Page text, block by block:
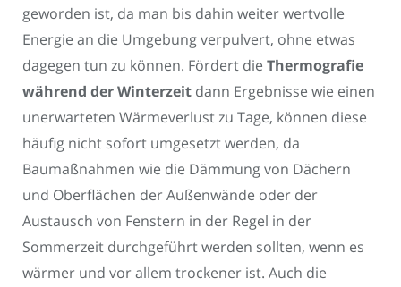
geworden ist, da man bis dahin weiter wertvolle
Energie an die Umgebung verpulvert, ohne etwas
dagegen tun zu können. Fördert die Thermografie
während der Winterzeit dann Ergebnisse wie einen
unerwarteten Wärmeverlust zu Tage, können diese
häufig nicht sofort umgesetzt werden, da
Baumaßnahmen wie die Dämmung von Dächern
und Oberflächen der Außenwände oder der
Austausch von Fenstern in der Regel in der
Sommerzeit durchgeführt werden sollten, wenn es
wärmer und vor allem trockener ist. Auch die